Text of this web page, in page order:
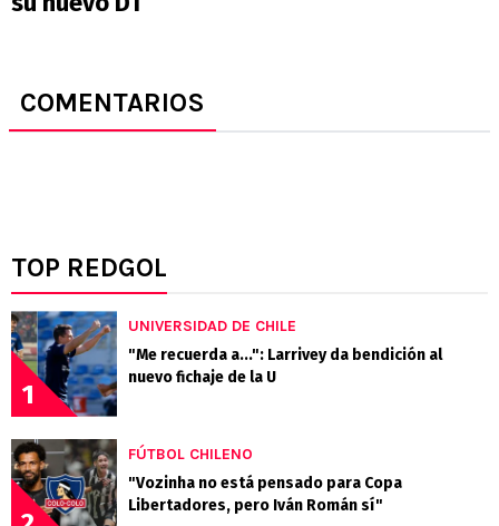
COMENTARIOS
TOP REDGOL
1
UNIVERSIDAD DE CHILE
"Me recuerda a...": Larrivey da bendición al
nuevo fichaje de la U
FÚTBOL CHILENO
"Vozinha no está pensado para Copa
Libertadores, pero Iván Román sí"